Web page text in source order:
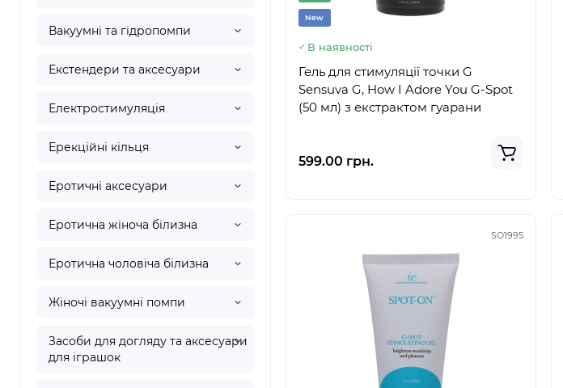
Вакуумні та гідропомпи
Екстендери та аксесуари
Електростимуляція
Ерекційні кільця
Еротичні аксесуари
Еротична жіноча білизна
Еротична чоловіча білизна
Жіночі вакуумні помпи
Засоби для догляду та аксесуари
для іграшок
New
В наявності
Гель для стимуляції точки G
Sensuva G, How I Adore You G-Spot
(50 мл) з екстрактом гуарани
599.00 грн.
SO1995